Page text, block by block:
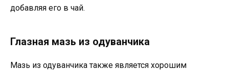
добавляя его в чай.
Глазная мазь из одуванчика
Мазь из одуванчика также является хорошим